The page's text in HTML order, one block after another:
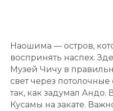
Наошима — остров,
воспринять наспех.
Музей Чичу в
свет через
так, как задумал Андо.
Кусамы на закате.